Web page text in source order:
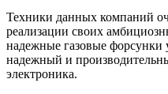
Техники данных компаний
реализации своих
надежные газовые форсунки
надежный и
электроника.